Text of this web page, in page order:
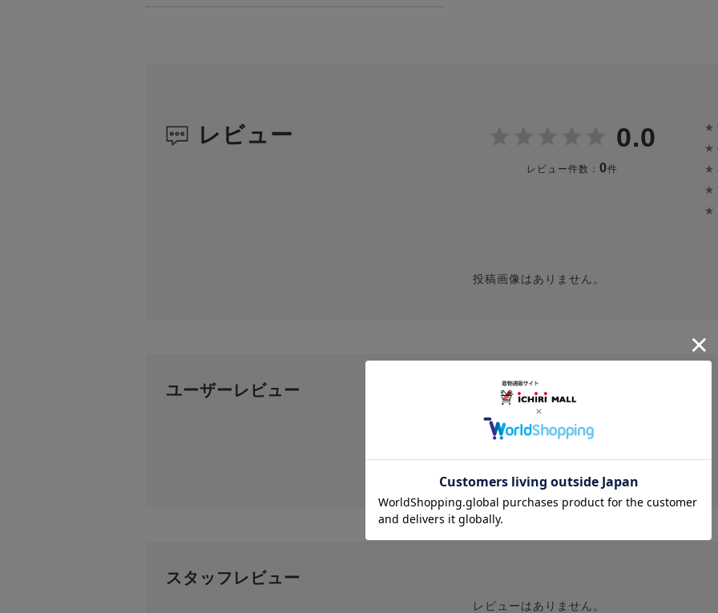
レビュー 0.0
レビュー件数： 0件
★
★
★
★
★
投稿画像はありません。
ユーザーレビュー
レビューはありません。
スタッフレビュー
レビューはありません。